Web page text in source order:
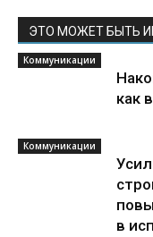
ЭТО МОЖЕТ БЫТЬ
Коммуникации
как
Коммуникации
в